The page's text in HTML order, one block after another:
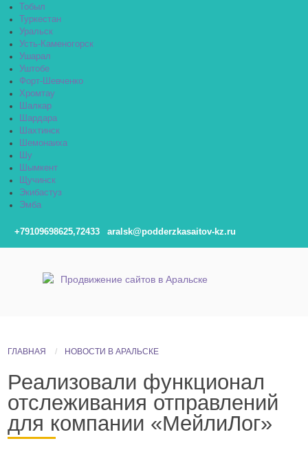
Тобыл
Туркестан
Уральск
Усть-Каменогорск
Ушарал
Уштобе
Форт-Шевченко
Хромтау
Шалкар
Шардара
Шахтинск
Шемонаиха
Шу
Шымкент
Щучинск
Экибастуз
Эмба
+79109698625,72433 aralsk@podderzkasaitov-kz.ru
ГЛАВНАЯ НОВОСТИ В АРАЛЬСКЕ
Реализовали функционал
отслеживания отправлений
для компании «МейлиЛог»